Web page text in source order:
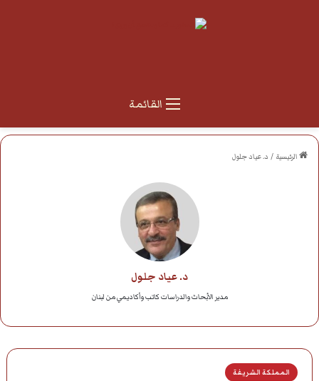
القائمة
الرئيسية / د. عياد جلول
د. عياد جلول
مدير الأبحاث والدراسات كاتب وأكاديمي من لبنان
المملكة الشريفة